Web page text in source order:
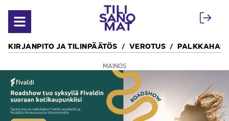
Avaa valikko
KIRJANPITO JA TILINPÄÄTÖS VEROTUS
MAINOS